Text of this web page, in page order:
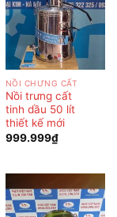
NỒI CHƯNG CẤT
Nồi trưng cất
tinh dầu 50 lít
thiết kế mới
999.999₫